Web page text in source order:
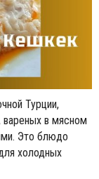
Турции,
вареных в мясном
Это блюдо
холодных